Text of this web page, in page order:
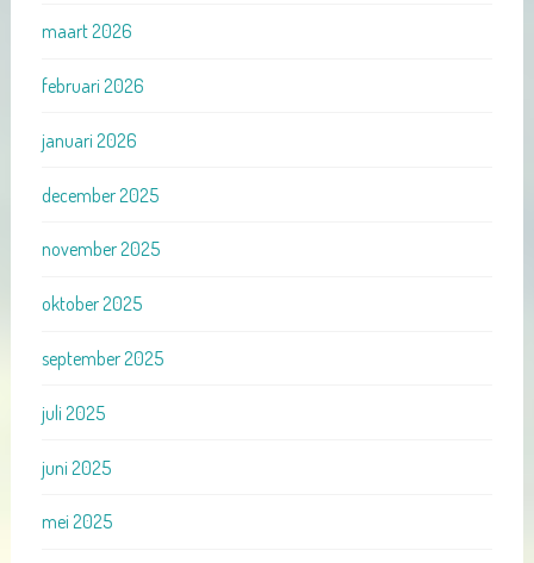
maart 2026
februari 2026
januari 2026
december 2025
november 2025
oktober 2025
september 2025
juli 2025
juni 2025
mei 2025